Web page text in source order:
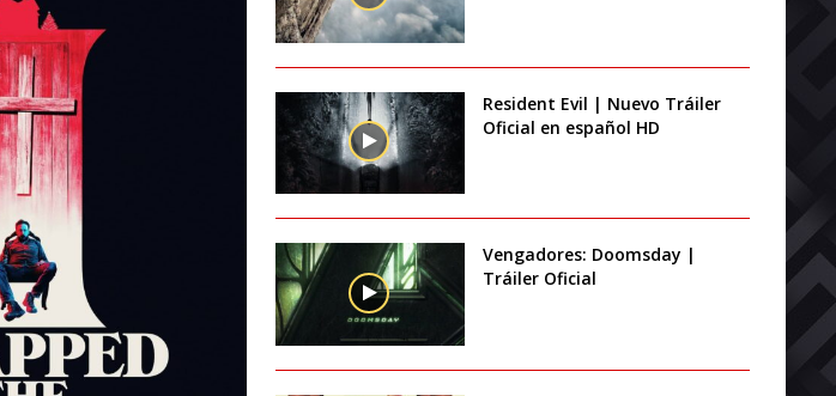
Resident Evil | Nuevo Tráiler
Oficial en español HD
Vengadores: Doomsday |
Tráiler Oficial